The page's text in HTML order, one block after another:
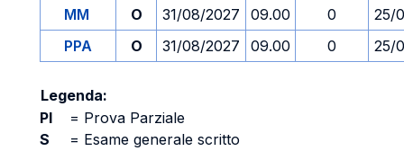
MM
O 31/08/2027 09.00 0
25/
PPA
O 31/08/2027 09.00 0 25/
Legenda:
PI
= Prova Parziale
S
= Esame generale scritto